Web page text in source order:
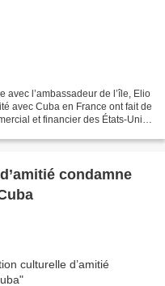
avec l’ambassadeur de l’île, Elio
avec Cuba en France ont fait de
et financier des États-Unis
condamne